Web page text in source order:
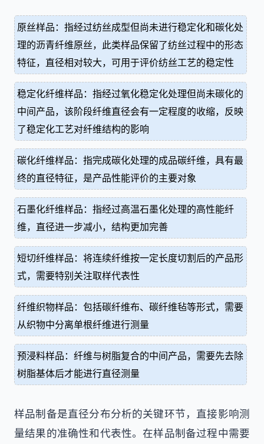
原丝样品：指经过纺丝成型但尚未进行稳定化和碳化处
理的沥青纤维原丝，此类样品保留了纺丝过程中的形态
特征，直径相对较大，可用于评价纺丝工艺的稳定性
稳定化纤维样品：指经过氧化稳定化处理但尚未碳化的
中间产品，该阶段纤维直径会有一定程度的收缩，反映
了稳定化工艺对纤维结构的影响
碳化纤维样品：指完成碳化处理的成品碳纤维，具有最
终的直径特征，是产品性能评价的主要对象
石墨化纤维样品：指经过高温石墨化处理的高性能纤
维，直径进一步减小，结构更加完善
短切纤维样品：将连续纤维按一定长度切割后的产品形
式，需要特别关注取样代表性
纤维织物样品：包括碳纤维布、碳纤维毡等形式，需要
从织物中分离单根纤维进行测量
预浸料样品：纤维与树脂复合的中间产品，需要先去除
树脂基体后才能进行直径测量
样品制备是直径分布分析的关键环节，直接影响测
量结果的准确性和代表性。在样品制备过程中需要